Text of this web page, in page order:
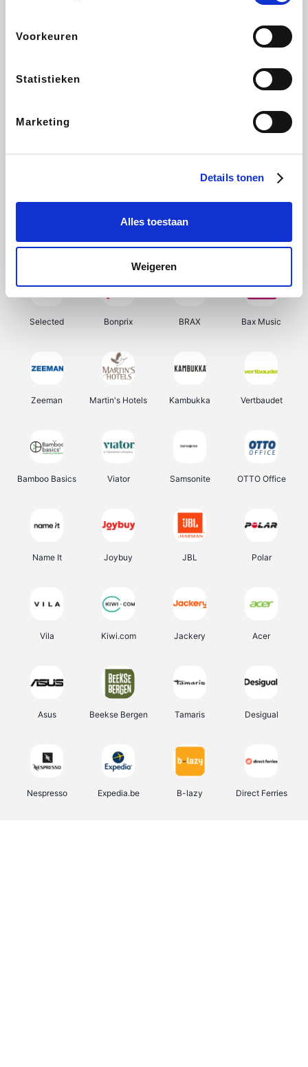
Voorkeuren
Statistieken
Marketing
Details tonen
Alles toestaan
Weigeren
Lufthansa
CheapTickets.be DeubaXXL
Samsung Delonghi Tennis Point My Jewellery
Selected Bonprix BRAX Bax Music
Zeeman Martin's Hotels Kambukka Vertbaudet
Bamboo Basics Viator Samsonite OTTO Office
Name It Joybuy JBL Polar
Vila Kiwi.com Jackery Acer
Asus Beekse Bergen Tamaris Desigual
Nespresso Expedia.be B-lazy Direct Ferries